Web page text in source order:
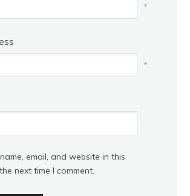
*
*
email, and website in this
next time I comment.